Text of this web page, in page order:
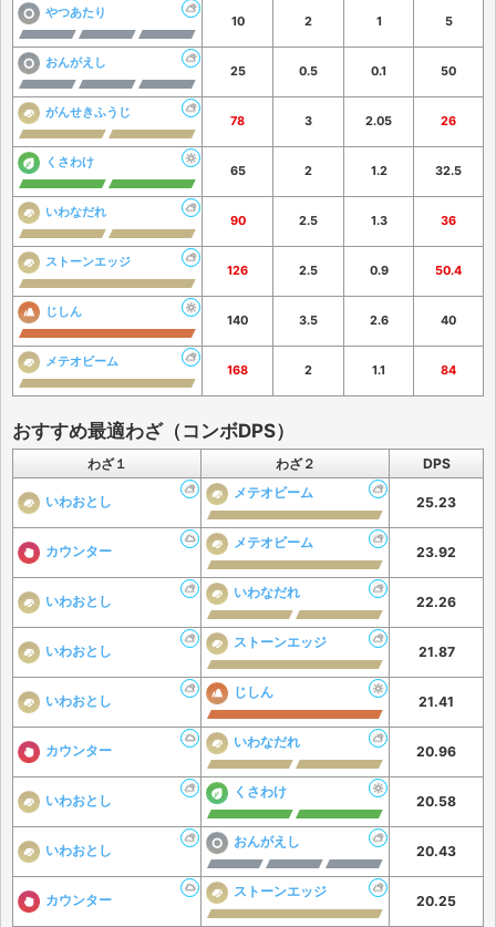
やつあたり
10 2 1 5
おんがえし
25 0.5 0.1 50
がんせきふうじ
78 3 2.05 26
くさわけ
65 2 1.2 32.5
いわなだれ
90 2.5 1.3 36
ストーンエッジ
126 2.5 0.9 50.4
じしん
140 3.5 2.6 40
メテオビーム
168 2 1.1 84
おすすめ最適わざ（コンボDPS）
わざ１ わざ２ DPS
いわおとし
メテオビーム
25.23
カウンター
メテオビーム
23.92
いわおとし
いわなだれ
22.26
いわおとし
ストーンエッジ
21.87
いわおとし
じしん
21.41
カウンター
いわなだれ
20.96
いわおとし
くさわけ
20.58
いわおとし
おんがえし
20.43
カウンター
ストーンエッジ
20.25